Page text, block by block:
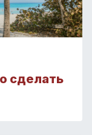
сделать